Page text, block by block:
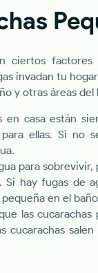
ciertos
invadan tu
y otras áreas del
en casa están
ellas. Si no
para
hay fugas de
en el
las